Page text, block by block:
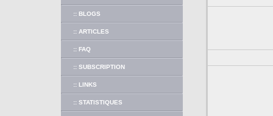
:: BLOGS
:: ARTICLES
:: FAQ
:: SUBSCRIPTION
:: LINKS
:: STATISTIQUES